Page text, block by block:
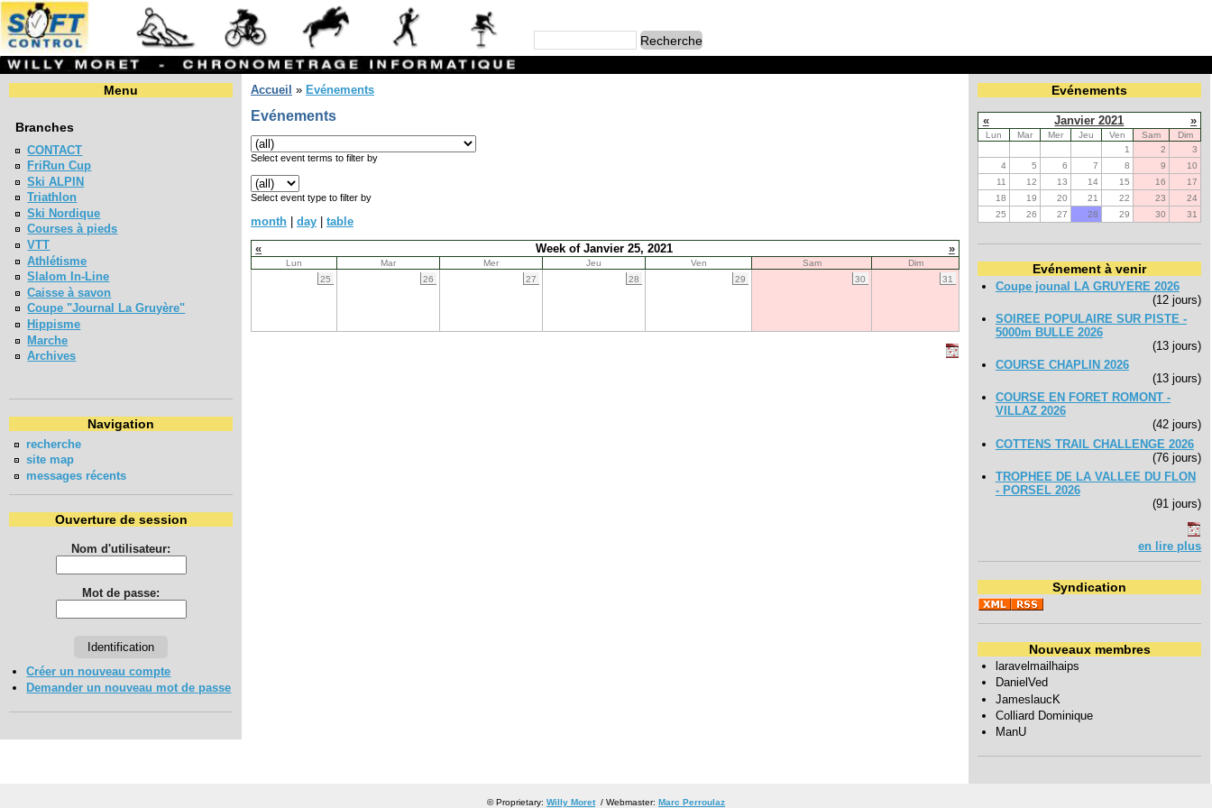
Menu
Branches
CONTACT
FriRun Cup
Ski ALPIN
Triathlon
Ski Nordique
Courses à pieds
VTT
Athlétisme
Slalom In-Line
Caisse à savon
Coupe "Journal La Gruyère"
Hippisme
Marche
Archives
Navigation
recherche
site map
messages récents
Ouverture de session
Nom d'utilisateur:
Mot de passe:
Créer un nouveau compte
Demander un nouveau mot de passe
Accueil » Evénements
Evénements
Select event terms to filter by
Select event type to filter by
month day
table
«
Week of Janvier 25, 2021 »
Lun Mar Mer Jeu Ven Sam
Dim
25
26 27 28 29 30 31
Evénements
« Janvier 2021 »
Lun Mar Mer Jeu Ven Sam
Dim
1
2
3
4
5 6 7 8 9
10
11
12 13 14 15 16
17
18
19 20 21 22 23
24
25
26 27 28 29 30 31
Evénement à venir
Coupe jounal LA GRUYERE 2026
(12 jours)
SOIREE POPULAIRE SUR PISTE -
5000m BULLE 2026
(13 jours)
COURSE CHAPLIN 2026
(13 jours)
COURSE EN FORET ROMONT -
VILLAZ 2026
(42 jours)
COTTENS TRAIL CHALLENGE 2026
(76 jours)
TROPHEE DE LA VALLEE DU FLON
- PORSEL 2026
(91 jours)
en lire plus
Syndication
Nouveaux membres
laravelmailhaips
DanielVed
JameslaucK
Colliard Dominique
ManU
© Proprietary: Willy Moret/ Webmaster: Marc Perroulaz